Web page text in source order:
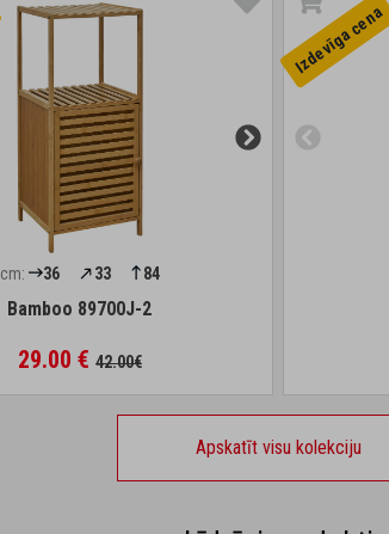
cm: 36 33 84
Bamboo 89700J-2
29.00 € 42.00€
Izdevīga cena
Apskatīt visu kolekciju